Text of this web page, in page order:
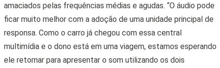
amaciados pelas frequências médias e agudas. “O áudio pode
ficar muito melhor com a adoção de uma unidade principal de
responsa. Como o carro já chegou com essa central
multimídia e o dono está em uma viagem, estamos esperando
ele retornar para apresentar o som utilizando os dois